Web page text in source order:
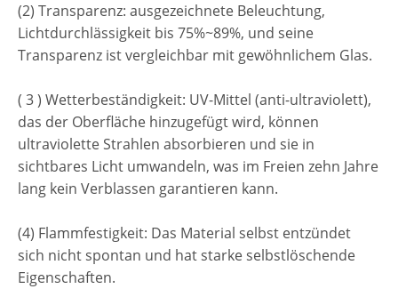
(2) Transparenz: ausgezeichnete Beleuchtung,
Lichtdurchlässigkeit bis 75%~89%, und seine
Transparenz ist vergleichbar mit gewöhnlichem Glas.
( 3 ) Wetterbeständigkeit: UV-Mittel (anti-ultraviolett),
das der Oberfläche hinzugefügt wird, können
ultraviolette Strahlen absorbieren und sie in
sichtbares Licht umwandeln, was im Freien zehn Jahre
lang kein Verblassen garantieren kann.
(4) Flammfestigkeit: Das Material selbst entzündet
sich nicht spontan und hat starke selbstlöschende
Eigenschaften.